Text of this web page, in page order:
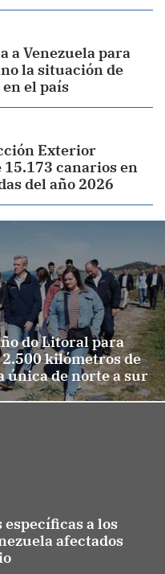
a Venezuela para
la situación de
el país
Exterior
canarios en
del año 2026
do Litoral para
kilómetros de
única de norte a sur
a los
afectados